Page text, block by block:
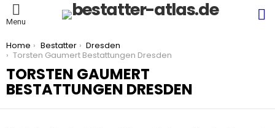
Menu
You are here:
Home Bestatter
Dresden
Torsten Gaumert Bestattungen Dresden
TORSTEN GAUMERT
BESTATTUNGEN DRESDEN